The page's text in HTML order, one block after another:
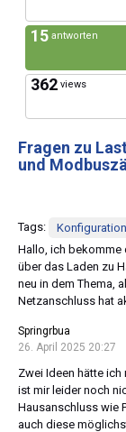
15 antworten
362 views
Fragen zu
und
Tags: Konfiguration
Hallo, ich bekomme
über das Laden zu
neu in dem Thema,
Netzanschluss hat
Springrbua
26. April 2025 20:27
Zwei Ideen hätte
ist mir leider noch
Hausanschluss wie
auch diese